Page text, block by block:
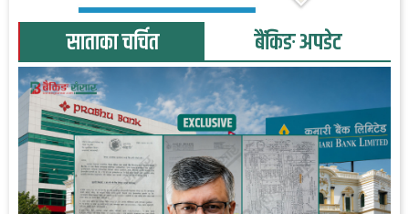
साताका चर्चित बैंकिङ अपडेट